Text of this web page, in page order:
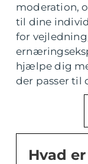
moderation,
til dine
for
hjælpe dig
der passer til
Hvad